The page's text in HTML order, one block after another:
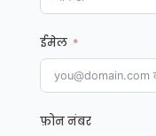
ईमेल
फ़ोन नंबर